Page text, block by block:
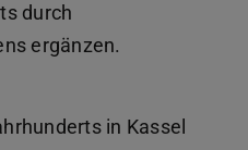
durch
ergänzen.
in Kassel